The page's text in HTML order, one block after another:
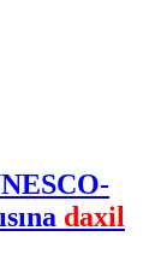
daxil